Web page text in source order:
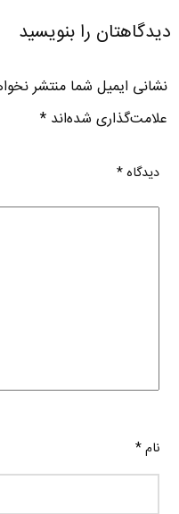
دیدگاهتان را بنویسید
نشانی ایمیل شما منتشر
علامت‌گذاری شده‌اند*
دیدگاه*
نام*